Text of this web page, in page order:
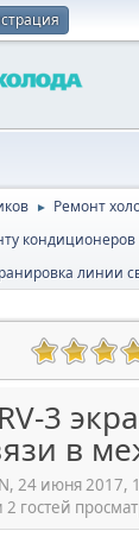
► Ремонт
кондиционеров
линии
3
в
24 июня 2017,
гостей